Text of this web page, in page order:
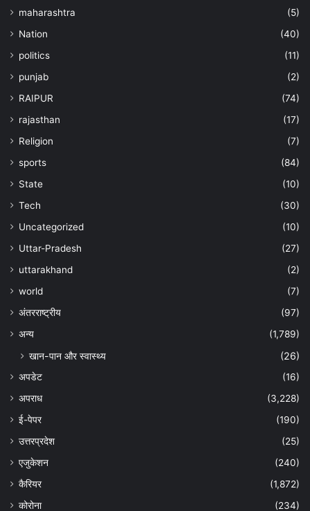
maharashtra
(5)
Nation
(40)
politics
(11)
punjab
(2)
RAIPUR
(74)
rajasthan
(17)
Religion
(7)
sports
(84)
State
(10)
Tech
(30)
Uncategorized
(10)
Uttar-Pradesh
(27)
uttarakhand
(2)
world
(7)
अंतरराष्ट्रीय
(97)
अन्‍य
(1,789)
खान-पान और स्वास्थ्य (26)
अपडेट
(16)
अपराध
(3,228)
ई-पेपर
(190)
उत्तरप्रदेश
(25)
एजुकेशन
(240)
कैरियर
(1,872)
कोरोना
(234)